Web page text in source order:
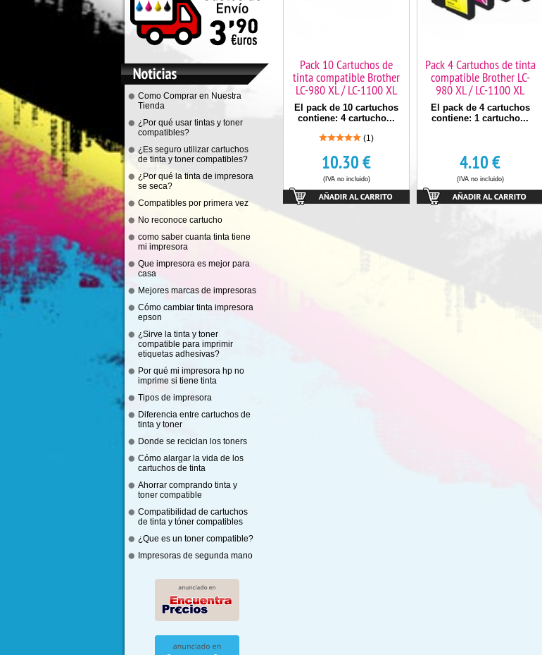
Como Comprar en Nuestra
Tienda
¿Por qué usar tintas y toner
compatibles?
¿Es seguro utilizar cartuchos
de tinta y toner compatibles?
¿Por qué la tinta de impresora
se seca?
Compatibles por primera vez
No reconoce cartucho
como saber cuanta tinta tiene
mi impresora
Que impresora es mejor para
casa
Mejores marcas de impresoras
Cómo cambiar tinta impresora
epson
¿Sirve la tinta y toner
compatible para imprimir
etiquetas adhesivas?
Por qué mi impresora hp no
imprime si tiene tinta
Tipos de impresora
Diferencia entre cartuchos de
tinta y toner
Donde se reciclan los toners
Cómo alargar la vida de los
cartuchos de tinta
Ahorrar comprando tinta y
toner compatible
Compatibilidad de cartuchos
de tinta y tóner compatibles
¿Que es un toner compatible?
Impresoras de segunda mano
Pack 10 Cartuchos de
tinta compatible Brother
LC-980 XL / LC-1100 XL
El pack de 10 cartuchos
contiene: 4 cartucho...
(1)
10.30€
(IVA no incluido)
Pack 4 Cartuchos de tinta
compatible Brother LC-
980 XL / LC-1100 XL
El pack de 4 cartuchos
contiene: 1 cartucho...
4.10€
(IVA no incluido)